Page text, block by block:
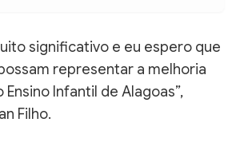
significativo e eu espero que
representar a melhoria
Infantil de Alagoas”,
Filho.